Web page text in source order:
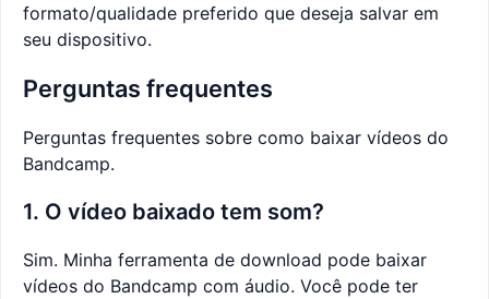
formato/qualidade preferido que deseja salvar em
seu dispositivo.
Perguntas frequentes
Perguntas frequentes sobre como baixar vídeos do
Bandcamp.
1. O vídeo baixado tem som?
Sim. Minha ferramenta de download pode baixar
vídeos do Bandcamp com áudio. Você pode ter